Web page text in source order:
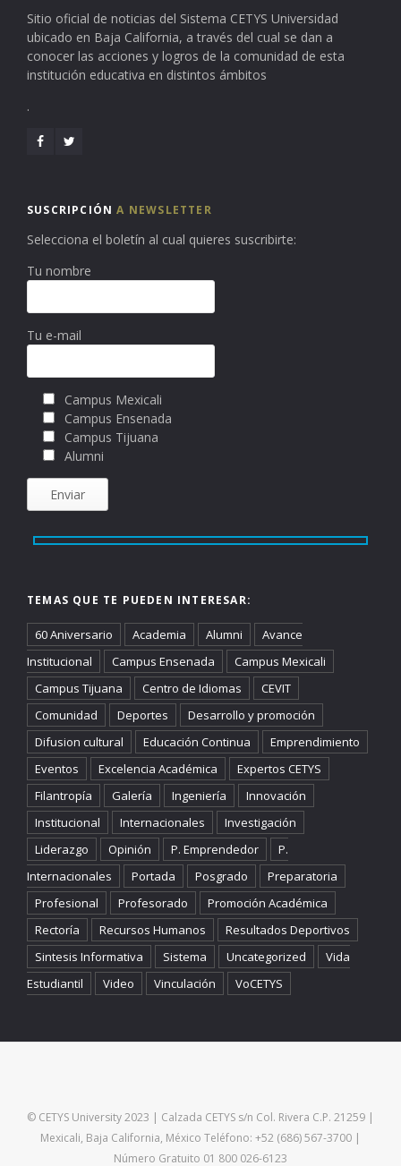
Sitio oficial de noticias del Sistema CETYS Universidad
ubicado en Baja California, a través del cual se dan a
conocer las acciones y logros de la comunidad de esta
institución educativa en distintos ámbitos
.
SUSCRIPCIÓNA NEWSLETTER
Selecciona el boletín al cual quieres suscribirte:
Tu nombre
Tu e-mail
Campus Mexicali
Campus Ensenada
Campus Tijuana
Alumni
TEMAS QUE TE PUEDEN INTERESAR:
60 Aniversario Academia Alumni
Avance
Institucional
Campus Ensenada
Campus Mexicali
Campus Tijuana
Centro de Idiomas
CEVIT
Comunidad
Deportes
Desarrollo y promoción
Difusion cultural
Educación Continua
Emprendimiento
Eventos
Excelencia Académica
Expertos CETYS
Filantropía
Galería Ingeniería
Innovación
Institucional
Internacionales
Investigación
Liderazgo
Opinión P. Emprendedor
P.
Internacionales
Portada Posgrado
Preparatoria
Profesional
Profesorado
Promoción Académica
Rectoría
Recursos Humanos
Resultados Deportivos
Sintesis Informativa
Sistema Uncategorized
Vida
Estudiantil
Video Vinculación VoCETYS
© CETYS University 2023 | Calzada CETYS s/n Col. Rivera C.P. 21259 |
Mexicali, Baja California, México Teléfono: +52 (686) 567-3700 |
Número Gratuito 01 800 026-6123